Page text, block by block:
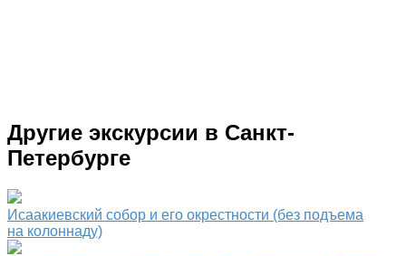
Другие экскурсии в Санкт-
Петербурге
Исаакиевский собор и его окрестности (без подъема
на колоннаду)